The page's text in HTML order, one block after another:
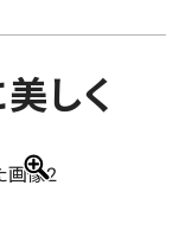
しく